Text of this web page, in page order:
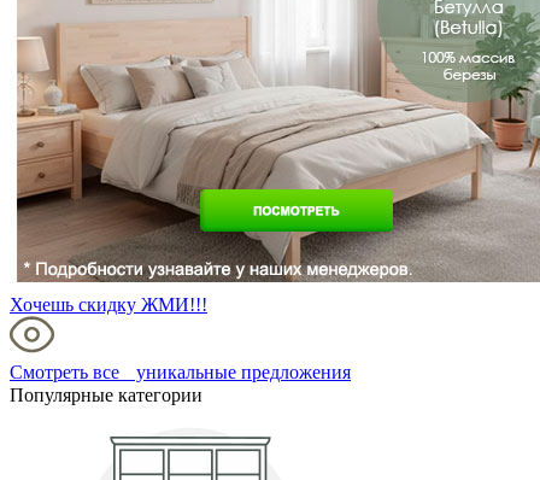
Хочешь скидку ЖМИ!!!
Смотреть все уникальные предложения
Популярные категории